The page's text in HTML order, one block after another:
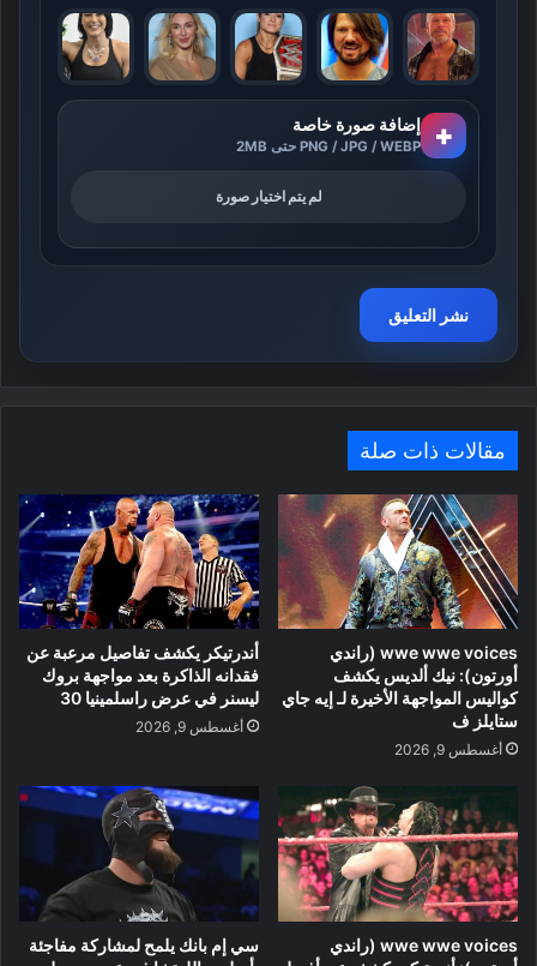
+ إضافة صورة خاصة
PNG / JPG / WEBP حتى 2MB
لم يتم اختيار صورة
مقالات ذات صلة
wwe wwe voices (راندي
أورتون): نيك ألديس يكشف
كواليس المواجهة الأخيرة لـ إيه جاي
ستايلز ف
أغسطس 9, 2026
أندرتيكر يكشف تفاصيل مرعبة عن
فقدانه الذاكرة بعد مواجهة بروك
ليسنر في عرض راسلمينيا 30
أغسطس 9, 2026
wwe wwe voices (راندي
سي إم بانك يلمح لمشاركة مفاجئة